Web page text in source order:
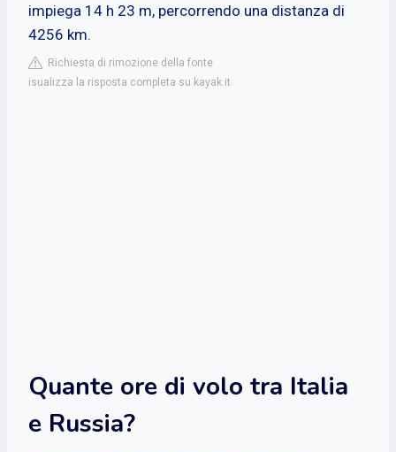
impiega 14 h 23 m, percorrendo una distanza di
4256 km.
Richiesta di rimozione della fonte
isualizza la risposta completa su kayak.it
Quante ore di volo tra Italia
e Russia?